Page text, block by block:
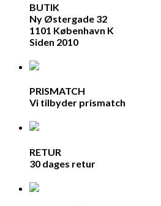
BUTIK
Ny Østergade 32
1101 København K
Siden 2010
PRISMATCH
Vi tilbyder prismatch
RETUR
30 dages retur